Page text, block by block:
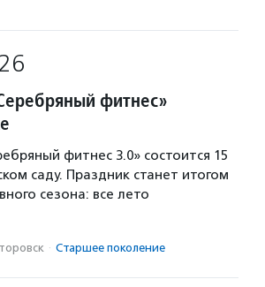
фитнес»
фитнес 3.0» состоится 15
саду. Праздник станет итогом
сезона: все лето
· Старшее поколение